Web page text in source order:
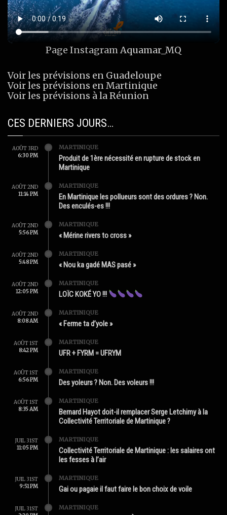
Page InstagramAquamar_MQ
Voir les prévisions en Guadeloupe
Voir les prévisions en Martinique
Voir les prévisions à la Réunion
CES DERNIERS JOURS…
AOÛT 3RD
6:30 PM
MARTINIQUE
Produit de 1ère nécessité en rupture de stock en
Martinique
AOÛT 2ND
11:14 PM
MARTINIQUE
En Martinique les pollueurs sont des ordures ? Non.
Des enculés-es !!!
AOÛT 2ND
5:56 PM
MARTINIQUE
« Mérine rivers to cross »
AOÛT 2ND
5:48 PM
MARTINIQUE
« Nou ka gadé MAS pasé »
AOÛT 2ND
12:05 PM
MARTINIQUE
LOÏC KOKÉ YO !!!
AOÛT 2ND
8:08 AM
MARTINIQUE
« Ferme ta d’yole »
AOÛT 1ST
8:42 PM
MARTINIQUE
UFR + FYRM = UFRYM
AOÛT 1ST
6:56 PM
MARTINIQUE
Des yoleurs ? Non. Des voleurs !!!
AOÛT 1ST
8:35 AM
MARTINIQUE
Bernard Hayot doit-il remplacer Serge Letchimy à la
Collectivité Territoriale de Martinique ?
JUIL 31ST
11:05 PM
MARTINIQUE
Collectivité Territoriale de Martinique : les salaires ont
les fesses à l’air
JUIL 31ST
9:51 PM
MARTINIQUE
Gai ou pagaie il faut faire le bon choix de voile
JUIL 31ST
MARTINIQUE